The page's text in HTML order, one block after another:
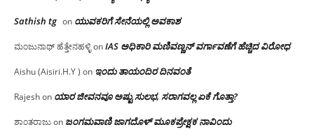
Sathish tg on ಯುವಕರಿಗೆ ಸೇನೆಯಲ್ಲಿ ಅವಕಾಶ
ಮಂಜುನಾಥ್ ಹೆತ್ತೇನಹಳ್ಳಿonIAS ಅಧಿಕಾರಿ ಮಣಿವಣ್ಣನ್ ವರ್ಗಾವಣೆಗೆ ಹೆಚ್ಚಿದ‌ ವಿರೋಧ
Aishu (Aisiri.H.Y ) on ಇಂದು ತಾಯಂದಿರ ದಿನವಂತೆ
Rajeshon ಯಾರ ಜೀವನವೂ ಅಷ್ಟು ಸುಲಭ, ಸರಾಗವಲ್ಲ ಏಕೆ ಗೊತ್ತಾ?
ಶಾಂತರಾಜುon ಜಂಗಮವಾಣಿ ಜಾಗದೊಳ್ ಮೂಕಪ್ರೇಕ್ಷಕ ನಾವಿಂದು